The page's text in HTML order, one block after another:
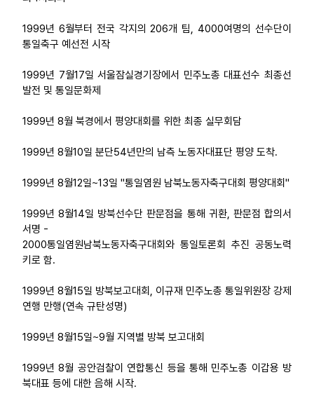
1999년 6월부터 전국 각지의 206개 팀, 4000여명의 선수단이
통일축구 예선전 시작
1999년 7월17일 서울잠실경기장에서 민주노총 대표선수 최종선
발전 및 통일문화제
1999년 8월 북경에서 평양대회를 위한 최종 실무회담
1999년 8월10일 분단54년만의 남측 노동자대표단 평양 도착.
1999년 8월12일~13일 "통일염원 남북노동자축구대회 평양대회"
1999년 8월14일 방북선수단 판문점을 통해 귀환, 판문점 합의서
서명 -
2000통일염원남북노동자축구대회와 통일토론회 추진 공동노력
키로 함.
1999년 8월15일 방북보고대회, 이규재 민주노총 통일위원장 강제
연행 만행(연속 규탄성명)
1999년 8월15일~9월 지역별 방북 보고대회
1999년 8월 공안검찰이 연합통신 등을 통해 민주노총 이갑용 방
북대표 등에 대한 음해 시작.